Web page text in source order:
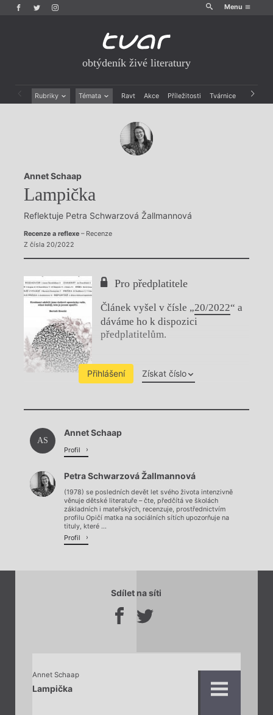
Menu
obtýdeník živé literatury
Rubriky Témata Ravt Akce Příležitosti Tvárnice Archiv
Rozhovory
Dokument
Výroční ceny
Annet Schaap
Lampička
Reflektuje Petra Schwarzová Žallmannová
Recenze a reflexe– Recenze
Z čísla 20/2022
Pro předplatitele
Článek vyšel v čísle „20/2022“ a
dáváme ho k dispozici
předplatitelům.
Přihlášení Získat číslo
Chviličku.
Načítá se.
AS
Annet Schaap
Profil
Petra Schwarzová Žallmannová
(1978) se posledních devět let svého života intenzivně
věnuje dětské literatuře – čte, předčítá ve školách
základních i mateřských, recenzuje, prostřednictvím
profilu Opičí matka na sociálních sítích upozorňuje na
tituly, které ...
Profil
Sdílet na síti
Annet Schaap
Lampička